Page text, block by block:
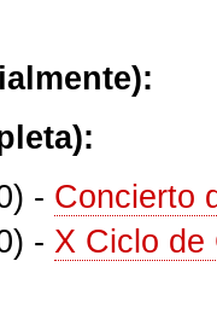
- Concierto
- X Ciclo de